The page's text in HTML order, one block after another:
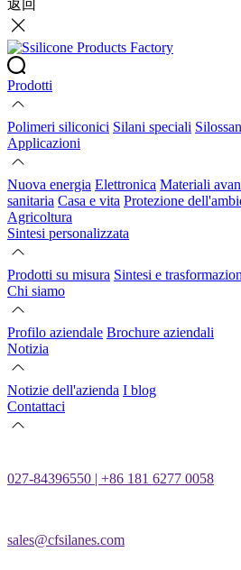
返回
Prodotti
Polimeri siliconici Silani speciali
Applicazioni
Nuova energia Elettronica Materiali
sanitaria Casa e vita Protezione
Agricoltura
Sintesi personalizzata
Prodotti su misura Sintesi e
Chi siamo
Profilo aziendale Brochure aziendali
Notizia
Notizie dell'azienda I blog
Contattaci
027-84396550 | +86 181 6277 0058
sales@cfsilanes.com